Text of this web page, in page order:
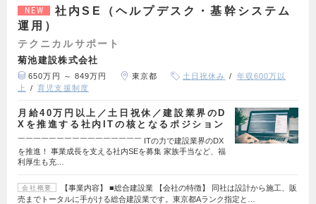
NEW
社内SE（ヘルプデスク・基幹システム
運用）
テクニカルサポート
菊池建設株式会社
650万円 ～ 849万円 東京都 土日祝休み
年収600万以
上
育児支援制度
月給40万円以上／土日祝休／建設業界のD
Xを推進する社内ITの核となるポジション
￣￣￣￣￣￣￣￣￣￣￣￣￣￣￣￣ ITの力で建設業界のDX
を推進！ 事業成長を支える社内SEを募集 家族手当など、福
利厚生も充…
会社概要
【事業内容】 ■総合建設業 【会社の特徴】 同社は設計から施工、販
売までトータルに手がける総合建設業です。東京都Aランク指定と…